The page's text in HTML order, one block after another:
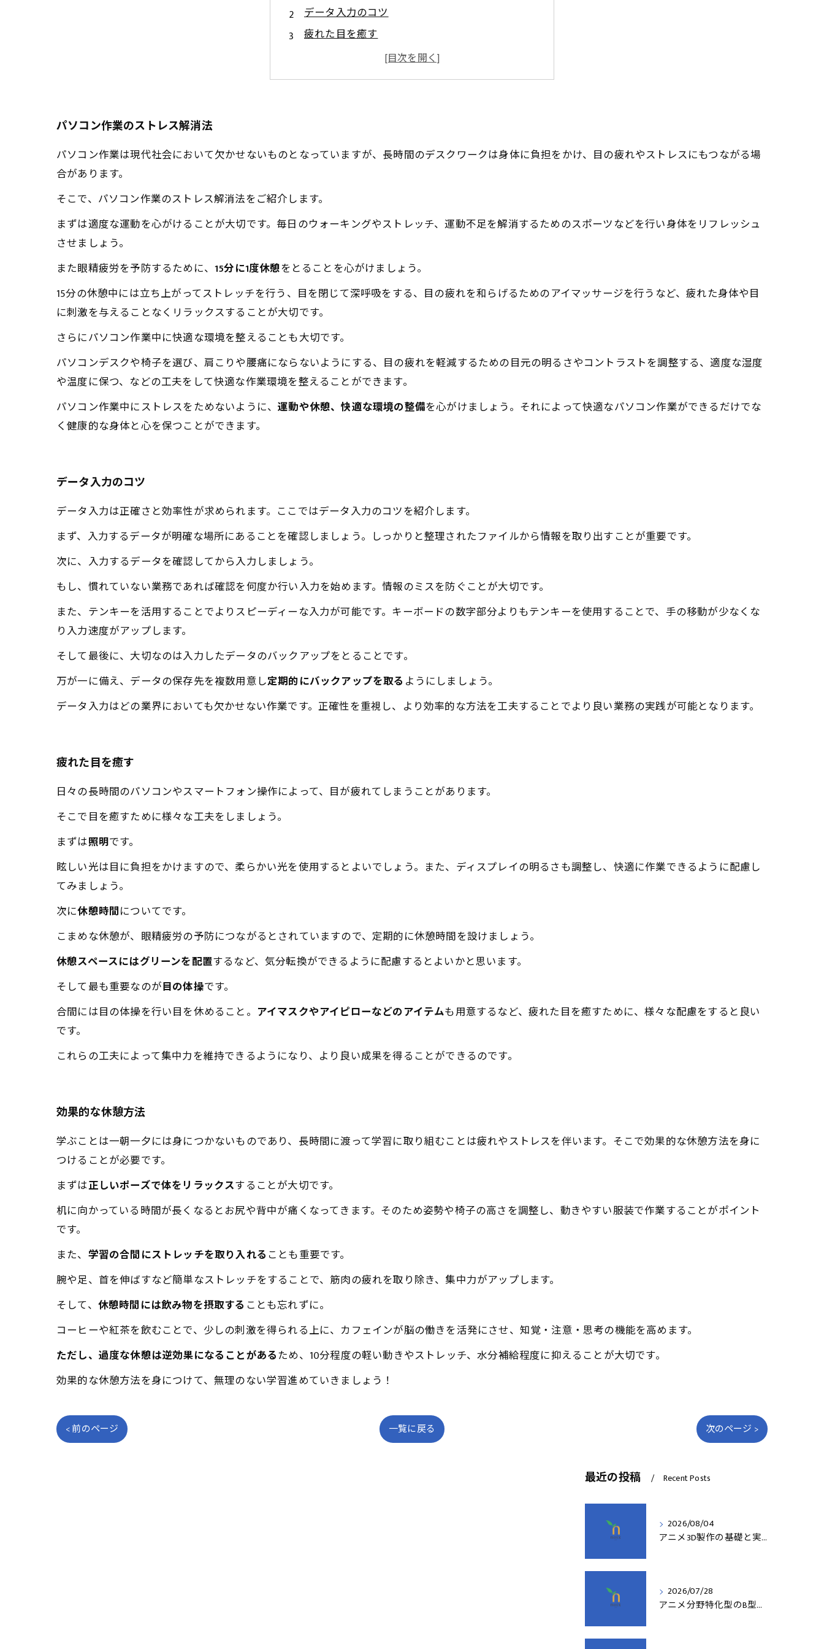
データ入力のコツ
疲れた目を癒す
効果的な休憩方法
パソコン作業のストレス解消法
パソコン作業は現代社会において欠かせないものとなっていますが、長時間のデスクワークは身体に負担をかけ、目の疲れやストレスにもつながる場
合があります。
そこで、パソコン作業のストレス解消法をご紹介します。
まずは適度な運動を心がけることが大切です。毎日のウォーキングやストレッチ、運動不足を解消するためのスポーツなどを行い身体をリフレッシュ
させましょう。
また眼精疲労を予防するために、 15分に1度休憩をとることを心がけましょう。
15分の休憩中には立ち上がってストレッチを行う、目を閉じて深呼吸をする、目の疲れを和らげるためのアイマッサージを行うなど、疲れた身体や目
に刺激を与えることなくリラックスすることが大切です。
さらにパソコン作業中に快適な環境を整えることも大切です。
パソコンデスクや椅子を選び、肩こりや腰痛にならないようにする、目の疲れを軽減するための目元の明るさやコントラストを調整する、適度な湿度
や温度に保つ、などの工夫をして快適な作業環境を整えることができます。
パソコン作業中にストレスをためないように、運動や休憩、快適な環境の整備を心がけましょう。それによって快適なパソコン作業ができるだけでな
く健康的な身体と心を保つことができます。
データ入力のコツ
データ入力は正確さと効率性が求められます。ここではデータ入力のコツを紹介します。
まず、入力するデータが明確な場所にあることを確認しましょう。しっかりと整理されたファイルから情報を取り出すことが重要です。
次に、入力するデータを確認してから入力しましょう。
もし、慣れていない業務であれば確認を何度か行い入力を始めます。情報のミスを防ぐことが大切です。
また、テンキーを活用することでよりスピーディーな入力が可能です。キーボードの数字部分よりもテンキーを使用することで、手の移動が少なくな
り入力速度がアップします。
そして最後に、大切なのは入力したデータのバックアップをとることです。
万が一に備え、データの保存先を複数用意し定期的にバックアップを取る ようにしましょう。
データ入力はどの業界においても欠かせない作業です。正確性を重視し、より効率的な方法を工夫することでより良い業務の実践が可能となります。
疲れた目を癒す
日々の長時間のパソコンやスマートフォン操作によって、目が疲れてしまうことがあります。
そこで目を癒すために様々な工夫をしましょう。
まずは照明です。
眩しい光は目に負担をかけますので、柔らかい光を使用するとよいでしょう。また、ディスプレイの明るさも調整し、快適に作業できるように配慮し
てみましょう。
次に休憩時間についてです。
こまめな休憩が、眼精疲労の予防につながるとされていますので、定期的に休憩時間を設けましょう。
休憩スペースにはグリーンを配置するなど、気分転換ができるように配慮するとよいかと思います。
そして最も重要なのが目の体操です。
合間には目の体操を行い目を休めること。 アイマスクやアイピローなどのアイテムも用意するなど、疲れた目を癒すために、様々な配慮をすると良い
です。
これらの工夫によって集中力を維持できるようになり、より良い成果を得ることができるのです。
効果的な休憩方法
学ぶことは一朝一夕には身につかないものであり、長時間に渡って学習に取り組むことは疲れやストレスを伴います。そこで効果的な休憩方法を身に
つけることが必要です。
まずは正しいポーズで体をリラックスすることが大切です。
机に向かっている時間が長くなるとお尻や背中が痛くなってきます。そのため姿勢や椅子の高さを調整し、動きやすい服装で作業することがポイント
です。
また、 学習の合間にストレッチを取り入れる ことも重要です。
腕や足、首を伸ばすなど簡単なストレッチをすることで、筋肉の疲れを取り除き、集中力がアップします。
そして、 休憩時間には飲み物を摂取する ことも忘れずに。
コーヒーや紅茶を飲むことで、少しの刺激を得られる上に、カフェインが脳の働きを活発にさせ、知覚・注意・思考の機能を高めます。
ただし、過度な休憩は逆効果になることがあるため、10分程度の軽い動きやストレッチ、水分補給程度に抑えることが大切です。
効果的な休憩方法を身につけて、無理のない学習進めていきましょう！
< 前のページ 一覧に戻る 次のページ >
最近の投稿 Recent Posts
2026/08/04
アニメ3D製作の基礎と実践法
2026/07/28
アニメ分野特化型のB型事業所支援制度の詳細解説